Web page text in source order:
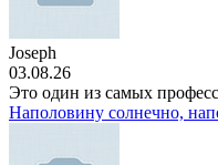
Joseph
03.08.26
Это один из самых
Наполовину солнечно,